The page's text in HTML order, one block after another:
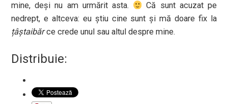
mine, deși nu am urmărit asta.
Că sunt acuzat pe
nedrept, e altceva: eu știu cine sunt și mă doare fix la
țâștaibărce crede unul sau altul despre mine.
Distribuie: